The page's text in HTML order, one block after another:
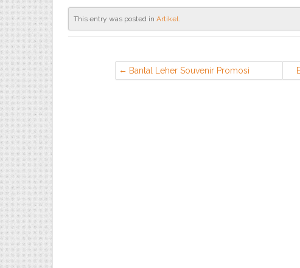
This entry was posted in Artikel.
Bantal Leher Souvenir Promosi
Murah di Cinere Depok